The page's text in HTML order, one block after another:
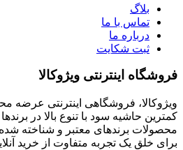
بلاگ
تماس با ما
درباره ما
ثبت شکایت
فروشگاه اینترنتی ویژوکالا
ویژوکالا، فروشگاهی اینترنتی عرضه
کمترین حاشیه سود با تنوع بالا در
محصولات برندهای معتبر و شناخته
برای خلق یک تجربه متفاوت از خرید